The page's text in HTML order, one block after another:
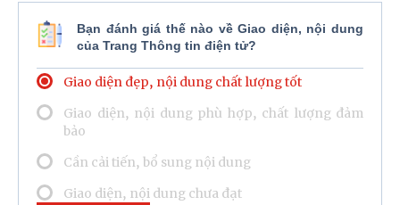
Bạn đánh giá thế nào về Giao diện, nội dung
của Trang Thông tin điện tử?
Giao diện đẹp, nội dung chất lượng tốt
Giao diện, nội dung phù hợp, chất lượng đảm
bảo
Cần cải tiến, bổ sung nội dung
Giao diện, nội dung chưa đạt